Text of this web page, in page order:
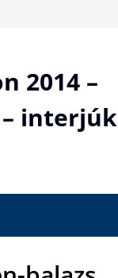
2014 –
interjúk